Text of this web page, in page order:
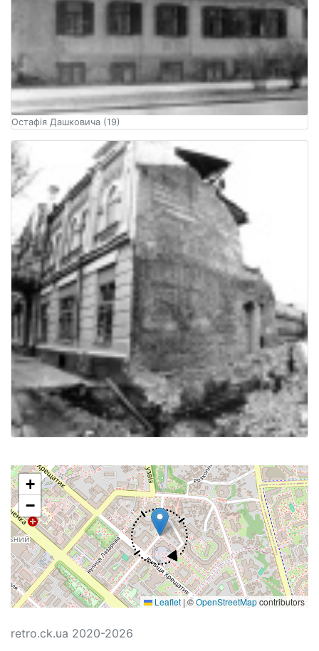
Остафія Дашковича (19)
+
−
Leaflet |©OpenStreetMapcontributors
retro.ck.ua 2020-2026